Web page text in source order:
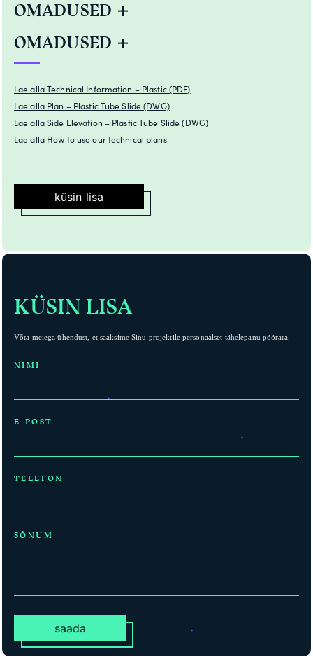
OMADUSED
OMADUSED
Lae alla Technical Information – Plastic (PDF)
Lae alla Plan – Plastic Tube Slide (DWG)
Lae alla Side Elevation – Plastic Tube Slide (DWG)
Lae alla How to use our technical plans
küsin lisa
KÜSIN LISA
Võta meiega ühendust, et saaksime Sinu projektile personaalset tähelepanu pöörata.
NIMI
E-POST
TELEFON
SÕNUM
saada